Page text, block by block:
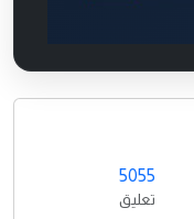
5055
تعليق